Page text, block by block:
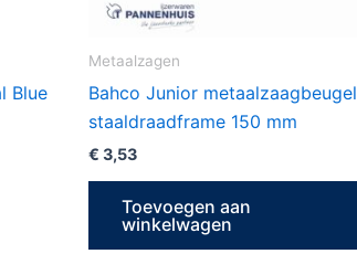
Blue
Metaalzagen
Bahco Junior metaalzaagbeugel
staaldraadframe 150 mm
€ 3,53
Toevoegen aan
winkelwagen